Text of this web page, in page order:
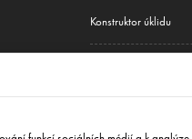
Konstruktor úklidu
jediným městem, kde fungujeme: